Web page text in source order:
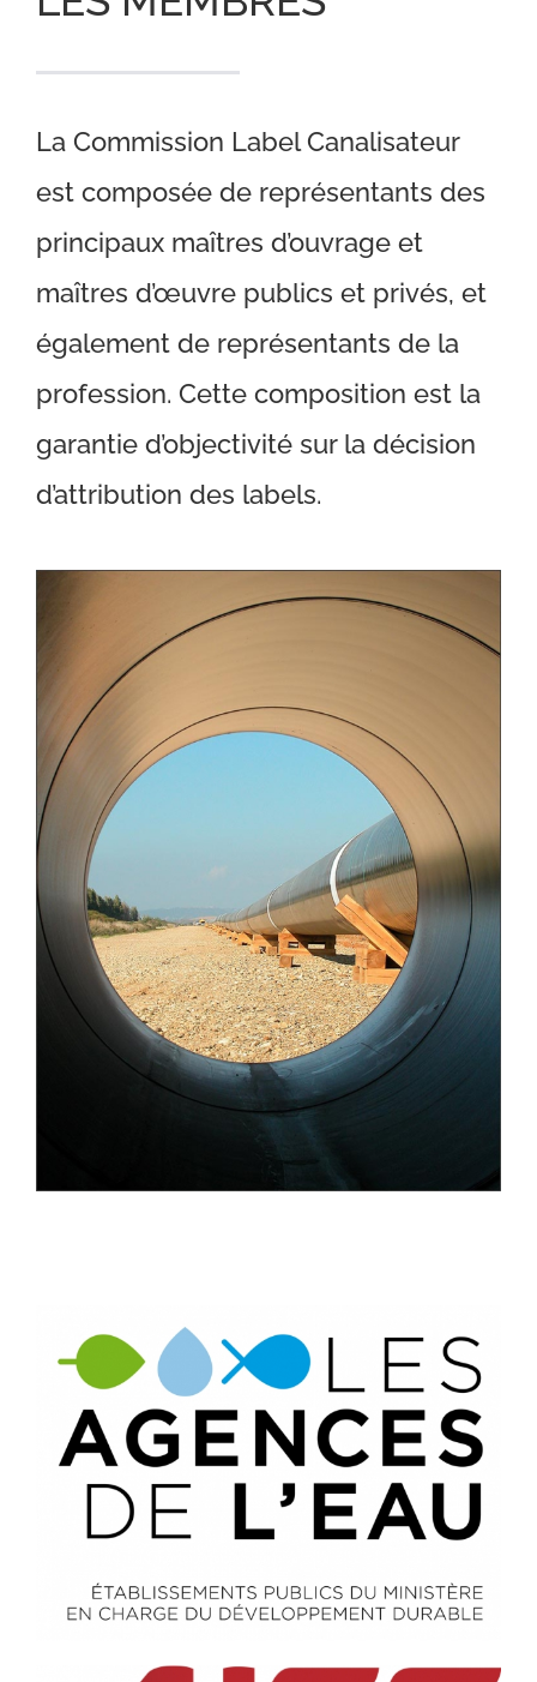
La Commission Label Canalisateur
est composée de représentants des
principaux maîtres d’ouvrage et
maîtres d’œuvre publics et privés, et
également de représentants de la
profession. Cette composition est la
garantie d’objectivité sur la décision
d’attribution des labels.